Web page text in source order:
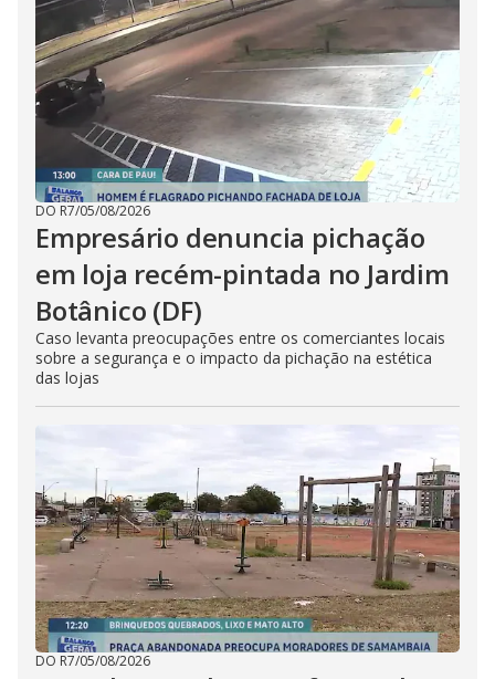
DO R7/05/08/2026
Empresário denuncia pichação
em loja recém-pintada no Jardim
Botânico (DF)
Caso levanta preocupações entre os comerciantes locais
sobre a segurança e o impacto da pichação na estética
das lojas
DO R7/05/08/2026